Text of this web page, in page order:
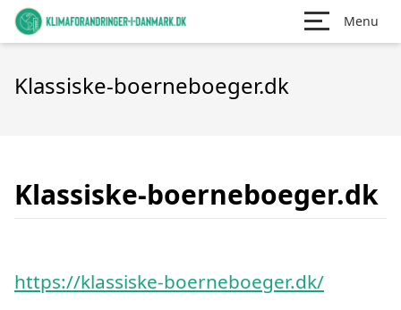
Menu
Klassiske-boerneboeger.dk
Klassiske-boerneboeger.dk
https://klassiske-boerneboeger.dk/